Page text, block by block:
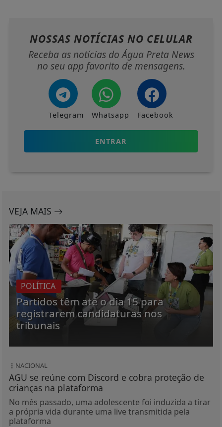
NOSSAS NOTÍCIAS NO CELULAR
Receba as notícias do Água Preta News
no seu app favorito de mensagens.
Telegram Whatsapp Facebook
ENTRAR
VEJA MAIS
POLÍTICA
Partidos têm até o dia 15 para
registrarem candidaturas nos
tribunais
NACIONAL
AGU se reúne com Discord e cobra proteção de
crianças na plataforma
No mês passado, uma adolescente foi induzida a tirar
a própria vida durante uma live transmitida pela
plataforma